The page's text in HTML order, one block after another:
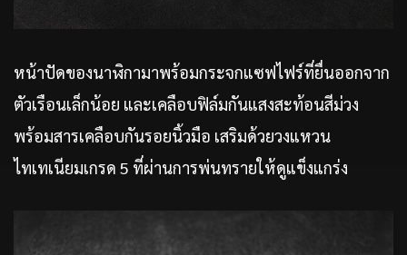
หน้าปัดของนาฬิกามาพร้อมกระจกแซฟไฟร์ที่ยื่นออกจาก
ตัวเรือนเล็กน้อย และเคลือบฟิล์มกันแสงสะท้อนสีม่วง
พร้อมสารเคลือบกันรอยนิ้วมือ เสริมด้วยวงแหวน
ไทเทเนียมเกรด 5 ที่ผ่านการพ่นทรายให้ดูแข็งแกร่ง